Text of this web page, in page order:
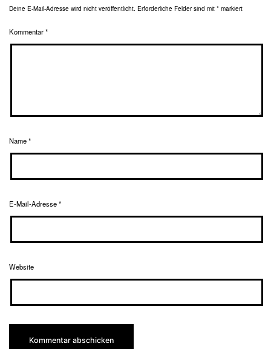
Deine E-Mail-Adresse wird nicht veröffentlicht. Erforderliche Felder sind mit * markiert
Kommentar*
Name*
E-Mail-Adresse*
Website